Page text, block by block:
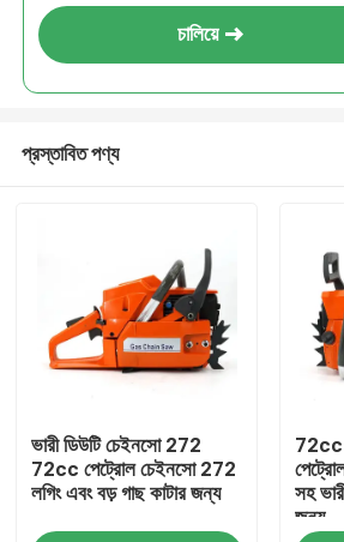
জমা দিন
চালিয়ে
প্রস্তাবিত পণ্য
ভারী ডিউটি চেইনসো 272
72cc পেট্রোল চেইনসো 272
লগিং এবং বড় গাছ কাটার জন্য
72cc
সহ
জন্য